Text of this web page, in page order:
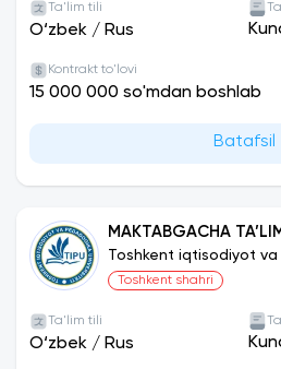
Ta'lim tili
O‘zbek / Rus
Kontrakt to'lovi
15 000 000 so'mdan boshlab
Batafsil
MAKTABGACHA
Toshkent iqtisodiyot
universiteti
Toshkent shahri
Ta'lim tili
O‘zbek / Rus